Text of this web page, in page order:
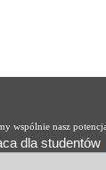
wspólnie nasz
dla studentów